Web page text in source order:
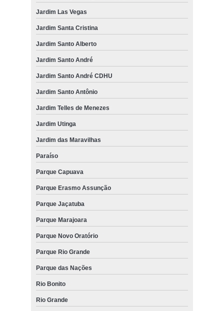
Jardim Las Vegas
Jardim Santa Cristina
Jardim Santo Alberto
Jardim Santo André
Jardim Santo André CDHU
Jardim Santo Antônio
Jardim Telles de Menezes
Jardim Utinga
Jardim das Maravilhas
Paraíso
Parque Capuava
Parque Erasmo Assunção
Parque Jaçatuba
Parque Marajoara
Parque Novo Oratório
Parque Rio Grande
Parque das Nações
Rio Bonito
Rio Grande